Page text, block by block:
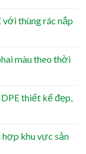
với thùng rác nắp
màu theo thời
thiết kế đẹp,
hợp khu vực sản